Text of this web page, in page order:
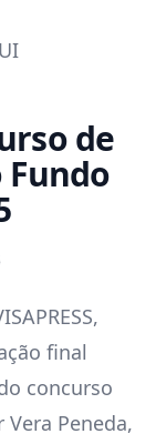
de
Fundo
final
concurso
Peneda,